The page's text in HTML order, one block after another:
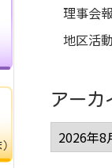
理事会
地区活
アーカ